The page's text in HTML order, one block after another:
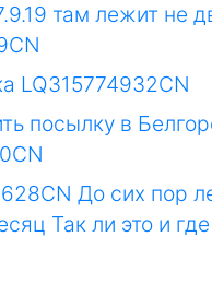
там лежит не
LQ315774932CN
посылку в
До сих пор
Так ли это и